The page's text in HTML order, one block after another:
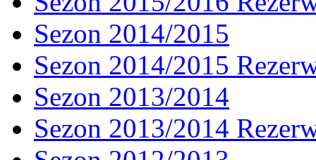
Sezon 2014/2015
Sezon 2014/2015
Sezon 2013/2014
Sezon 2013/2014